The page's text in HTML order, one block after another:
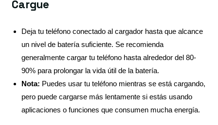
Cargue
Deja tu teléfono conectado al cargador hasta que alcance
un nivel de batería suficiente. Se recomienda
generalmente cargar tu teléfono hasta alrededor del 80-
90% para prolongar la vida útil de la batería.
Nota: Puedes usar tu teléfono mientras se está cargando,
pero puede cargarse más lentamente si estás usando
aplicaciones o funciones que consumen mucha energía.